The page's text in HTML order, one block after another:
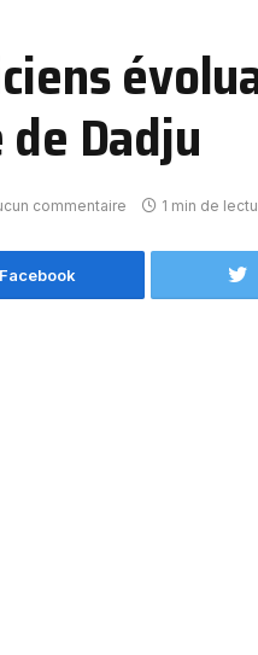
Dadju
commentaire 1 min de
Facebook